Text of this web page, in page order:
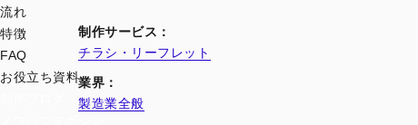
流れ
特徴
FAQ
お役立ち資料
制作サービス：
チラシ・リーフレット
業界：
製造業全般